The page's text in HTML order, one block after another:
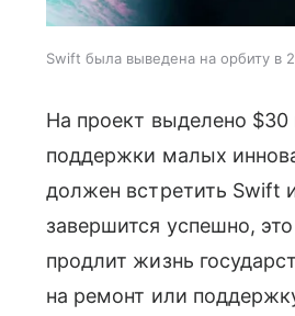
Swift была выведена на орбиту в
На проект выделено
поддержки малых
должен встретить Swift
завершится успешно,
продлит жизнь
на ремонт или